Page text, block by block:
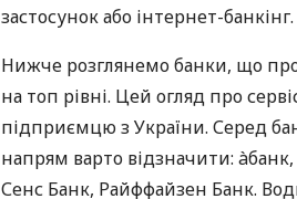
застосунок або інтернет-банкінг.
Нижче розглянемо банки, що
на топ рівні. Цей огляд про
підприємцю з України. Серед
напрям варто відзначити: àбанк,
Сенс Банк, Райффайзен Банк.